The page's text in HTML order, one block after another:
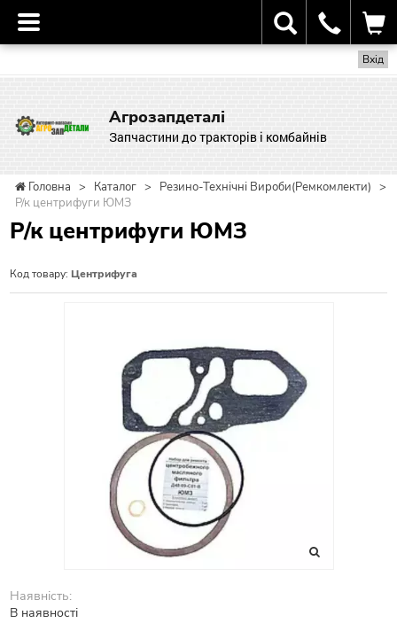
Вхід
Агрозапдеталі
Запчастини до тракторів і комбайнів
Головна > Каталог > Резино-Технічні Вироби(Ремкомлекти) >
Р/к центрифуги ЮМЗ
Р/к центрифуги ЮМЗ
Код товару: Центрифуга
Наявність:
В наявності